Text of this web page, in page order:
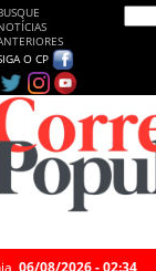
O CP
06/08/2026 - 02:34